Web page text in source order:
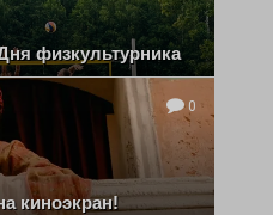
физкультурника
0
киноэкран!